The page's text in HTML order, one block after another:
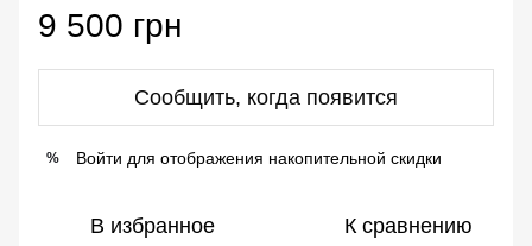
9 500 грн
Сообщить, когда появится
% Войти для отображения накопительной скидки
В избранное К сравнению